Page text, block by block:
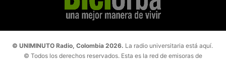
© UNIMINUTO Radio, Colombia 2026. La radio universitaria está aquí.
© Todos los derechos reservados. Esta es la red de emisoras de